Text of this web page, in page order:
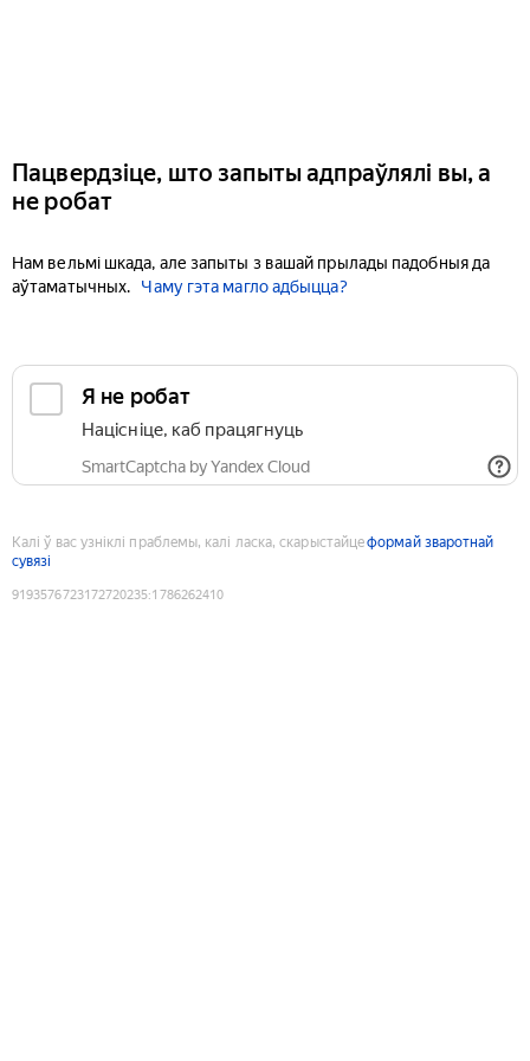
Пацвердзіце, што запыты адпраўлялі вы, а
не робат
Нам вельмі шкада, але запыты з вашай прылады падобныя да
аўтаматычных.
Чаму гэта магло адбыцца?
Я не робат
Націсніце, каб працягнуць
SmartCaptcha by Yandex Cloud
Калі ў вас узніклі праблемы, калі ласка, скарыстайцеформай зваротнай
сувязі
9193576723172720235:1786262410